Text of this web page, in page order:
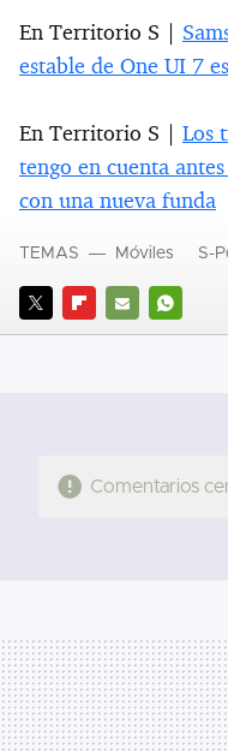
En Territorio S |
estable de One UI 7
En Territorio S | Los
tengo en cuenta
con una nueva funda
TWITTERFLIPBOARD
E-
TEMAS Móviles S-
Comentarios